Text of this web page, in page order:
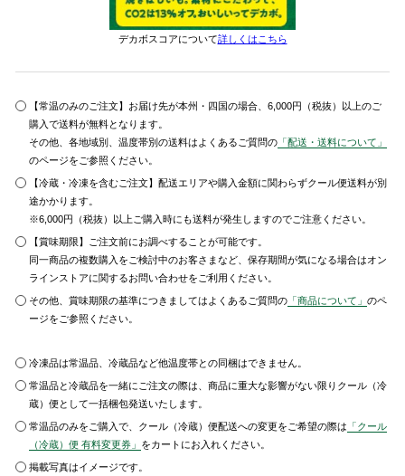
デカボスコアについて詳しくはこちら
【常温のみのご注文】お届け先が本州・四国の場合、6,000円（税抜）以上のご
購入で送料が無料となります。
その他、各地域別、温度帯別の送料はよくあるご質問の 「配送・送料について」
のページをご参照ください。
【冷蔵・冷凍を含むご注文】配送エリアや購入金額に関わらずクール便送料が別
途かかります。
※6,000円（税抜）以上ご購入時にも送料が発生しますのでご注意ください。
【賞味期限】ご注文前にお調べすることが可能です。
同一商品の複数購入をご検討中のお客さまなど、保存期間が気になる場合はオン
ラインストアに関するお問い合わせをご利用ください。
その他、賞味期限の基準につきましてはよくあるご質問の 「商品について」のペ
ージをご参照ください。
冷凍品は常温品、冷蔵品など他温度帯との同梱はできません。
常温品と冷蔵品を一緒にご注文の際は、商品に重大な影響がない限りクール（冷
蔵）便として一括梱包発送いたします。
常温品のみをご購入で、クール（冷蔵）便配送への変更をご希望の際は 「クール
（冷蔵）便 有料変更券」 をカートにお入れください。
掲載写真はイメージです。